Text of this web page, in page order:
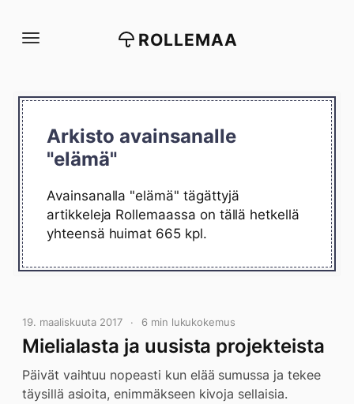
suoraan
ROLLEMAA
Arkisto avainsanalle
"elämä"
Avainsanalla "elämä" tägättyjä
artikkeleja Rollemaassa on tällä hetkellä
yhteensä huimat 665 kpl.
19. maaliskuuta 2017 6 min lukukokemus
Mielialasta ja uusista projekteista
Päivät vaihtuu nopeasti kun elää sumussa ja tekee
täysillä asioita, enimmäkseen kivoja sellaisia.